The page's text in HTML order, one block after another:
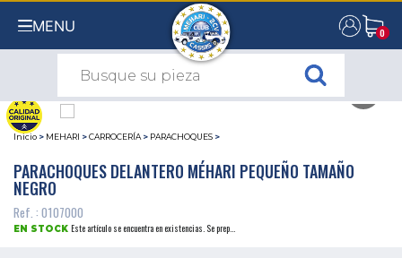
MENU 0
0
Inicio > MEHARI >CARROCERÍA > PARACHOQUES >
PARACHOQUES DELANTERO MÉHARI PEQUEÑO TAMAÑO
NEGRO
Ref. : 0107000
EN STOCK Este artículo se encuentra en existencias. Se prep...